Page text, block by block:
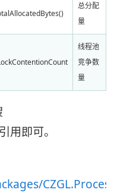
总分配
量
线程池
竞争数
量
用即可。